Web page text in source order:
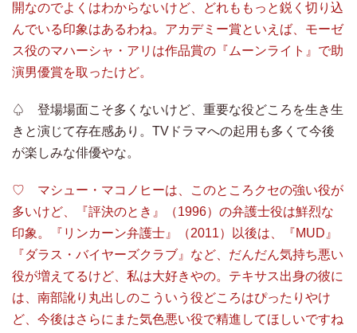
開なのでよくはわからないけど、どれももっと鋭く切り込
んでいる印象はあるわね。アカデミー賞といえば、モーゼ
ス役のマハーシャ・アリは作品賞の『ムーンライト』で助
演男優賞を取ったけど。
♤ 登場場面こそ多くないけど、重要な役どころを生き生
きと演じて存在感あり。TVドラマへの起用も多くて今後
が楽しみな俳優やな。
♡ マシュー・マコノヒーは、このところクセの強い役が
多いけど、『評決のとき』（1996）の弁護士役は鮮烈な
印象。『リンカーン弁護士』（2011）以後は、『MUD』
『ダラス・バイヤーズクラブ』など、だんだん気持ち悪い
役が増えてるけど、私は大好きやの。テキサス出身の彼に
は、南部訛り丸出しのこういう役どころはぴったりやけ
ど、今後はさらにまた気色悪い役で精進してほしいですね